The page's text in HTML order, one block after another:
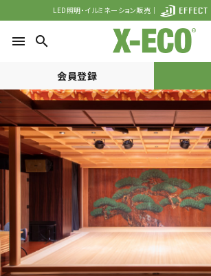
LED照明・イルミネーション販売｜
menu search
会員登録
search
ACCOUNT MENU
meeting_room person 会員登録
カテゴリーから探す